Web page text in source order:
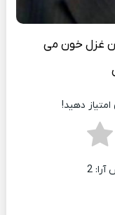
غزل خون می
دهید!
2